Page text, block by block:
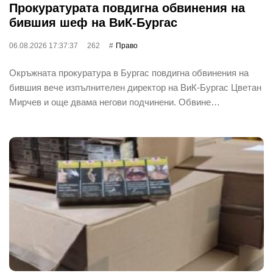
Прокуратурата повдигна обвинения на
бившия шеф на ВиК-Бургас
06.08.2026 17:37:37 262 Право
Окръжната прокуратура в Бургас повдигна обвинения на
бившия вече изпълнителен директор на ВиК-Бургас Цветан
Мирчев и още двама негови подчинени. Обвине…